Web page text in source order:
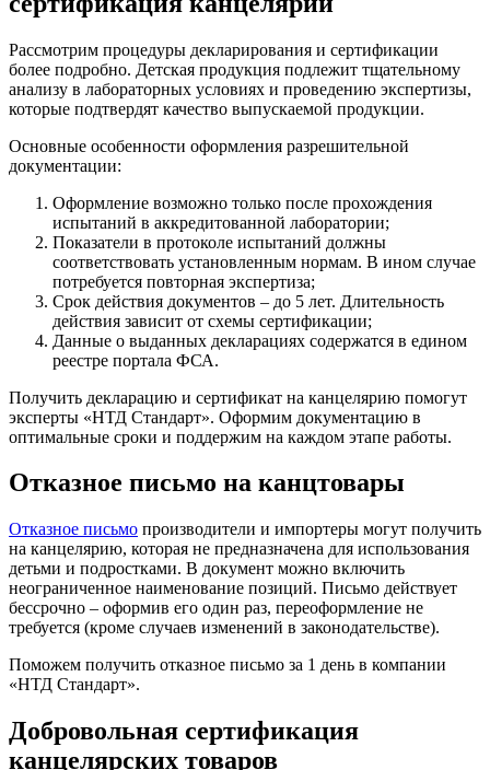
Рассмотрим процедуры декларирования и сертификации
более подробно. Детская продукция подлежит тщательному
анализу в лабораторных условиях и проведению экспертизы,
которые подтвердят качество выпускаемой продукции.
Основные особенности оформления разрешительной
документации:
Оформление возможно только после прохождения
испытаний в аккредитованной лаборатории;
Показатели в протоколе испытаний должны
соответствовать установленным нормам. В ином случае
потребуется повторная экспертиза;
Срок действия документов – до 5 лет. Длительность
действия зависит от схемы сертификации;
Данные о выданных декларациях содержатся в едином
реестре портала ФСА.
Получить декларацию и сертификат на канцелярию помогут
эксперты «НТД Стандарт». Оформим документацию в
оптимальные сроки и поддержим на каждом этапе работы.
Отказное письмо на канцтовары
Отказное письмо производители и импортеры могут получить
на канцелярию, которая не предназначена для использования
детьми и подростками. В документ можно включить
неограниченное наименование позиций. Письмо действует
бессрочно – оформив его один раз, переоформление не
требуется (кроме случаев изменений в законодательстве).
Поможем получить отказное письмо за 1 день в компании
«НТД Стандарт».
Добровольная сертификация
канцелярских товаров